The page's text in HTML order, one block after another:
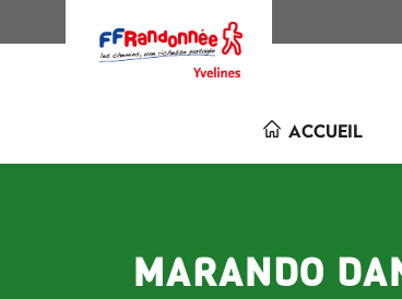
ACCUEIL
MARANDO